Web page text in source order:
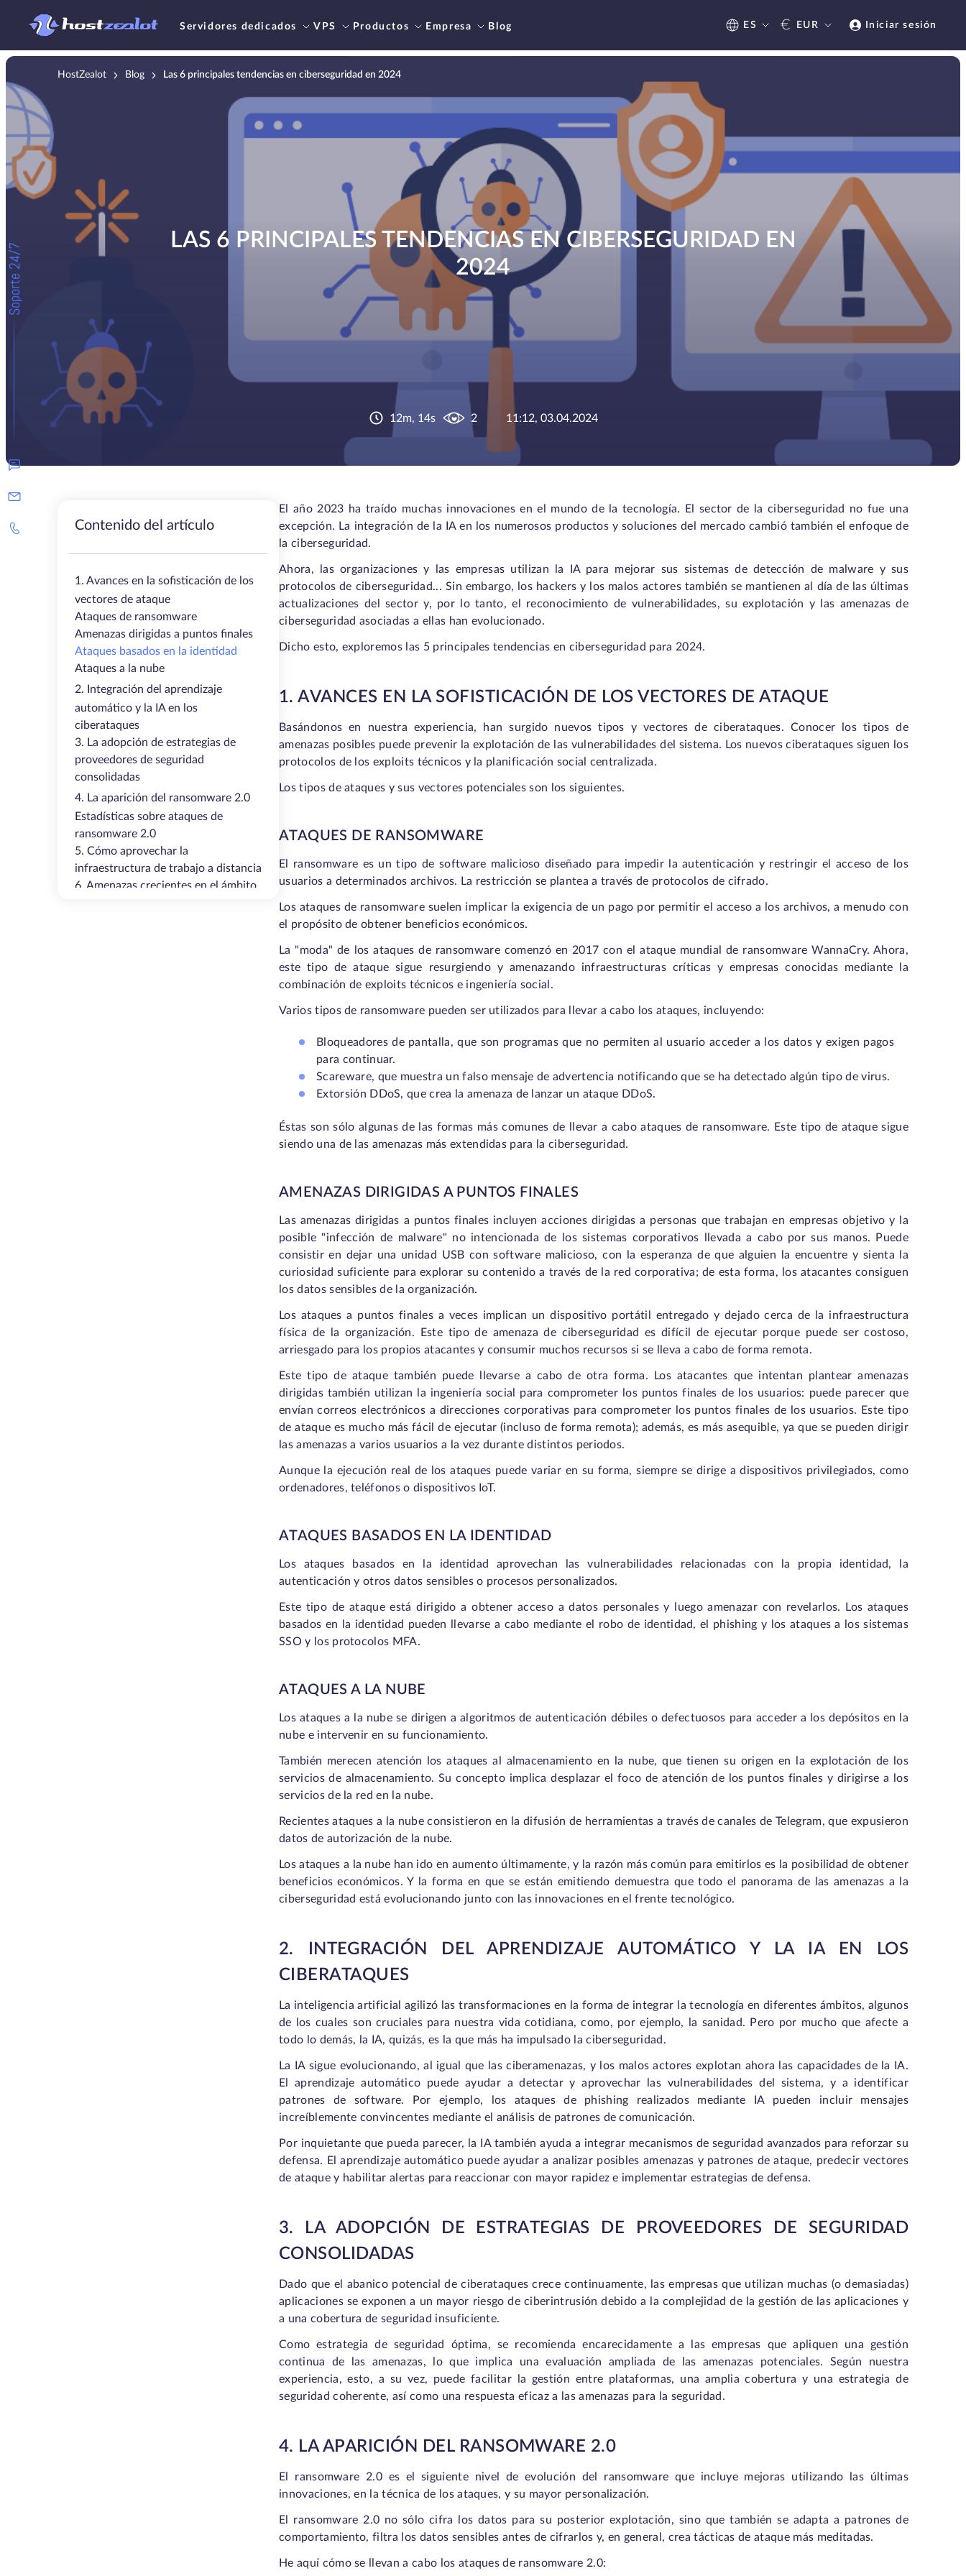
Servidores dedicados VPS Productos Empresa Blog ES € EUR Iniciar sesión
Soporte 24/7
HostZealot Blog Las 6 principales tendencias en ciberseguridad en 2024
LAS 6 PRINCIPALES TENDENCIAS EN CIBERSEGURIDAD EN
2024
12m, 14s 2 11:12, 03.04.2024
Contenido del artículo
1. Avances en la sofisticación de los
vectores de ataque
Ataques de ransomware
Amenazas dirigidas a puntos finales
Ataques basados en la identidad
Ataques a la nube
2. Integración del aprendizaje
automático y la IA en los
ciberataques
3. La adopción de estrategias de
proveedores de seguridad
consolidadas
4. La aparición del ransomware 2.0
Estadísticas sobre ataques de
ransomware 2.0
5. Cómo aprovechar la
infraestructura de trabajo a distancia
6. Amenazas crecientes en el ámbito
El año 2023 ha traído muchas innovaciones en el mundo de la tecnología. El sector de la ciberseguridad no fue una
excepción. La integración de la IA en los numerosos productos y soluciones del mercado cambió también el enfoque de
la ciberseguridad.
Ahora, las organizaciones y las empresas utilizan la IA para mejorar sus sistemas de detección de malware y sus
protocolos de ciberseguridad... Sin embargo, los hackers y los malos actores también se mantienen al día de las últimas
actualizaciones del sector y, por lo tanto, el reconocimiento de vulnerabilidades, su explotación y las amenazas de
ciberseguridad asociadas a ellas han evolucionado.
Dicho esto, exploremos las 5 principales tendencias en ciberseguridad para 2024.
1. AVANCES EN LA SOFISTICACIÓN DE LOS VECTORES DE ATAQUE
Basándonos en nuestra experiencia, han surgido nuevos tipos y vectores de ciberataques. Conocer los tipos de
amenazas posibles puede prevenir la explotación de las vulnerabilidades del sistema. Los nuevos ciberataques siguen los
protocolos de los exploits técnicos y la planificación social centralizada.
Los tipos de ataques y sus vectores potenciales son los siguientes.
ATAQUES DE RANSOMWARE
El ransomware es un tipo de software malicioso diseñado para impedir la autenticación y restringir el acceso de los
usuarios a determinados archivos. La restricción se plantea a través de protocolos de cifrado.
Los ataques de ransomware suelen implicar la exigencia de un pago por permitir el acceso a los archivos, a menudo con
el propósito de obtener beneficios económicos.
La "moda" de los ataques de ransomware comenzó en 2017 con el ataque mundial de ransomware WannaCry. Ahora,
este tipo de ataque sigue resurgiendo y amenazando infraestructuras críticas y empresas conocidas mediante la
combinación de exploits técnicos e ingeniería social.
Varios tipos de ransomware pueden ser utilizados para llevar a cabo los ataques, incluyendo:
Bloqueadores de pantalla, que son programas que no permiten al usuario acceder a los datos y exigen pagos
para continuar.
Scareware, que muestra un falso mensaje de advertencia notificando que se ha detectado algún tipo de virus.
Extorsión DDoS, que crea la amenaza de lanzar un ataque DDoS.
Éstas son sólo algunas de las formas más comunes de llevar a cabo ataques de ransomware. Este tipo de ataque sigue
siendo una de las amenazas más extendidas para la ciberseguridad.
AMENAZAS DIRIGIDAS A PUNTOS FINALES
Las amenazas dirigidas a puntos finales incluyen acciones dirigidas a personas que trabajan en empresas objetivo y la
posible "infección de malware" no intencionada de los sistemas corporativos llevada a cabo por sus manos. Puede
consistir en dejar una unidad USB con software malicioso, con la esperanza de que alguien la encuentre y sienta la
curiosidad suficiente para explorar su contenido a través de la red corporativa; de esta forma, los atacantes consiguen
los datos sensibles de la organización.
Los ataques a puntos finales a veces implican un dispositivo portátil entregado y dejado cerca de la infraestructura
física de la organización. Este tipo de amenaza de ciberseguridad es difícil de ejecutar porque puede ser costoso,
arriesgado para los propios atacantes y consumir muchos recursos si se lleva a cabo de forma remota.
Este tipo de ataque también puede llevarse a cabo de otra forma. Los atacantes que intentan plantear amenazas
dirigidas también utilizan la ingeniería social para comprometer los puntos finales de los usuarios: puede parecer que
envían correos electrónicos a direcciones corporativas para comprometer los puntos finales de los usuarios. Este tipo
de ataque es mucho más fácil de ejecutar (incluso de forma remota); además, es más asequible, ya que se pueden dirigir
las amenazas a varios usuarios a la vez durante distintos periodos.
Aunque la ejecución real de los ataques puede variar en su forma, siempre se dirige a dispositivos privilegiados, como
ordenadores, teléfonos o dispositivos IoT.
ATAQUES BASADOS EN LA IDENTIDAD
Los ataques basados en la identidad aprovechan las vulnerabilidades relacionadas con la propia identidad, la
autenticación y otros datos sensibles o procesos personalizados.
Este tipo de ataque está dirigido a obtener acceso a datos personales y luego amenazar con revelarlos. Los ataques
basados en la identidad pueden llevarse a cabo mediante el robo de identidad, el phishing y los ataques a los sistemas
SSO y los protocolos MFA.
ATAQUES A LA NUBE
Los ataques a la nube se dirigen a algoritmos de autenticación débiles o defectuosos para acceder a los depósitos en la
nube e intervenir en su funcionamiento.
También merecen atención los ataques al almacenamiento en la nube, que tienen su origen en la explotación de los
servicios de almacenamiento. Su concepto implica desplazar el foco de atención de los puntos finales y dirigirse a los
servicios de la red en la nube.
Recientes ataques a la nube consistieron en la difusión de herramientas a través de canales de Telegram, que expusieron
datos de autorización de la nube.
Los ataques a la nube han ido en aumento últimamente, y la razón más común para emitirlos es la posibilidad de obtener
beneficios económicos. Y la forma en que se están emitiendo demuestra que todo el panorama de las amenazas a la
ciberseguridad está evolucionando junto con las innovaciones en el frente tecnológico.
2. INTEGRACIÓN DEL APRENDIZAJE AUTOMÁTICO Y LA IA EN LOS
CIBERATAQUES
La inteligencia artificial agilizó las transformaciones en la forma de integrar la tecnología en diferentes ámbitos, algunos
de los cuales son cruciales para nuestra vida cotidiana, como, por ejemplo, la sanidad. Pero por mucho que afecte a
todo lo demás, la IA, quizás, es la que más ha impulsado la ciberseguridad.
La IA sigue evolucionando, al igual que las ciberamenazas, y los malos actores explotan ahora las capacidades de la IA.
El aprendizaje automático puede ayudar a detectar y aprovechar las vulnerabilidades del sistema, y a identificar
patrones de software. Por ejemplo, los ataques de phishing realizados mediante IA pueden incluir mensajes
increíblemente convincentes mediante el análisis de patrones de comunicación.
Por inquietante que pueda parecer, la IA también ayuda a integrar mecanismos de seguridad avanzados para reforzar su
defensa. El aprendizaje automático puede ayudar a analizar posibles amenazas y patrones de ataque, predecir vectores
de ataque y habilitar alertas para reaccionar con mayor rapidez e implementar estrategias de defensa.
3. LA ADOPCIÓN DE ESTRATEGIAS DE PROVEEDORES DE SEGURIDAD
CONSOLIDADAS
Dado que el abanico potencial de ciberataques crece continuamente, las empresas que utilizan muchas (o demasiadas)
aplicaciones se exponen a un mayor riesgo de ciberintrusión debido a la complejidad de la gestión de las aplicaciones y
a una cobertura de seguridad insuficiente.
Como estrategia de seguridad óptima, se recomienda encarecidamente a las empresas que apliquen una gestión
continua de las amenazas, lo que implica una evaluación ampliada de las amenazas potenciales. Según nuestra
experiencia, esto, a su vez, puede facilitar la gestión entre plataformas, una amplia cobertura y una estrategia de
seguridad coherente, así como una respuesta eficaz a las amenazas para la seguridad.
4. LA APARICIÓN DEL RANSOMWARE 2.0
El ransomware 2.0 es el siguiente nivel de evolución del ransomware que incluye mejoras utilizando las últimas
innovaciones, en la técnica de los ataques, y su mayor personalización.
El ransomware 2.0 no sólo cifra los datos para su posterior explotación, sino que también se adapta a patrones de
comportamiento, filtra los datos sensibles antes de cifrarlos y, en general, crea tácticas de ataque más meditadas.
He aquí cómo se llevan a cabo los ataques de ransomware 2.0: